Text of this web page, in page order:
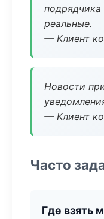
реальные.
— Клиент
Новости
— Клиент
Часто
Где взять